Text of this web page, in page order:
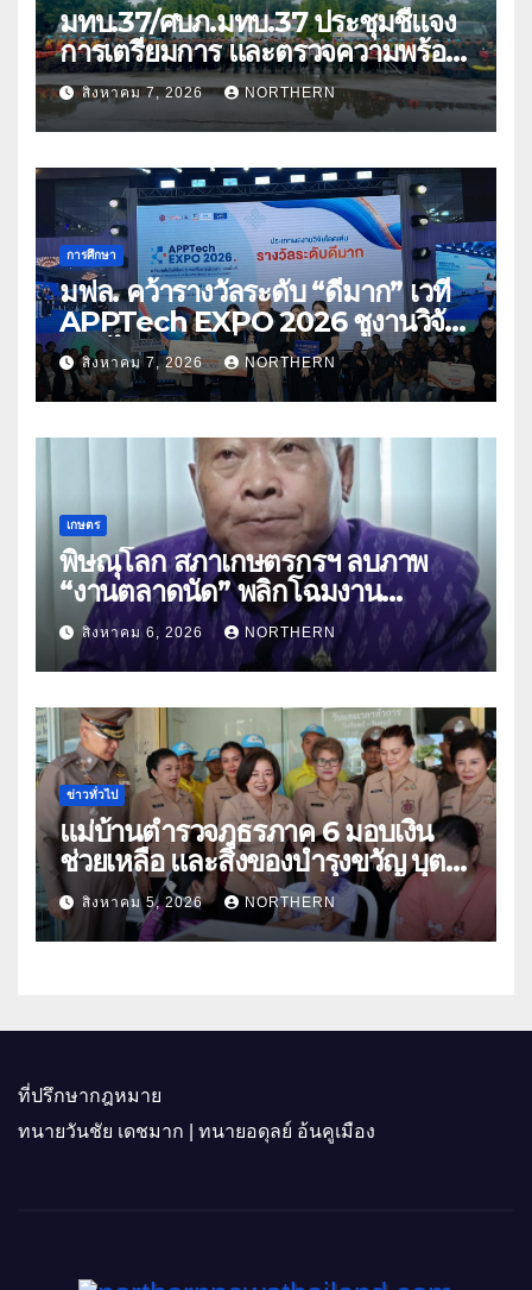
มทบ.37/ศบภ.มทบ.37 ประชุมชี้แจง
การเตรียมการ และตรวจความพร้อม
ด้านการบรรเทาสาธารณภัย
สิงหาคม 7, 2026 NORTHERN
การศึกษา
มฟล. คว้ารางวัลระดับ “ดีมาก” เวที
APPTech EXPO 2026 ชูงานวิจัย
สมุนไพร ขับเคลื่อนนวัตกรรมสู่เชิง
พาณิชย์
สิงหาคม 7, 2026 NORTHERN
เกษตร
พิษณุโลก สภาเกษตรกรฯ ลบภาพ
“งานตลาดนัด” พลิกโฉมงาน
“เกษตรรุ่งเรืองเมืองสองแคว 69” มุ่ง
ประโยชน์เกษตรกร ดึงนวัตกรรม-จับ
คู่ธุรกิจดันสินค้าเกษตรสู่สากล (คลิป)
สิงหาคม 6, 2026 NORTHERN
ข่าวทั่วไป
แม่บ้านตำรวจภูธรภาค 6 มอบเงิน
ช่วยเหลือ และสิ่งของบำรุงขวัญ บุตร-
ธิดา ข้าราชการตำรวจจังหวัด
อุทัยธานี
สิงหาคม 5, 2026 NORTHERN
ที่ปรึกษากฎหมาย
ทนายวันชัย เดชมาก | ทนายอดุลย์ อ้นคูเมือง